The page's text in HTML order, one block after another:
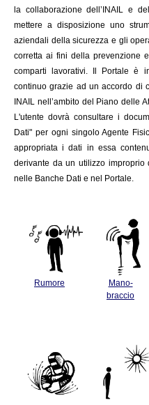
la collaborazione dell’INAIL e
mettere a disposizione uno
aziendali della sicurezza e gli
corretta ai fini della prevenzione
comparti lavorativi. Il Portale è
continuo grazie ad un accordo di
INAIL nell’ambito del Piano delle
L'utente dovrà consultare i
Dati" per ogni singolo Agente
appropriata i dati in essa
derivante da un utilizzo
nelle Banche Dati e nel Portale.
Rumore
Mano-
braccio